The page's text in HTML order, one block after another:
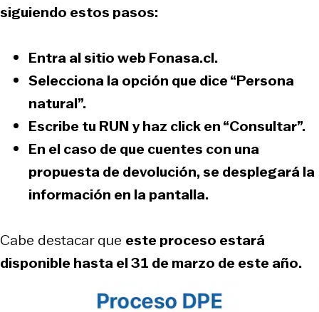
siguiendo estos pasos:
Entra al sitio web Fonasa.cl.
Selecciona la opción que dice “Persona
natural”.
Escribe tu RUN y haz click en “Consultar”.
En el caso de que cuentes con una
propuesta de devolución, se desplegará la
información en la pantalla.
Cabe destacar que este proceso estará
disponible hasta el 31 de marzo de este año.